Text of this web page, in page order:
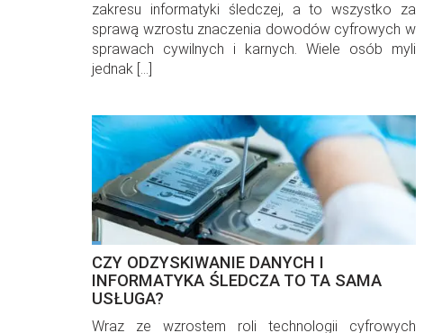
zakresu informatyki śledczej, a to wszystko za
sprawą wzrostu znaczenia dowodów cyfrowych w
sprawach cywilnych i karnych. Wiele osób myli
jednak […]
CZY ODZYSKIWANIE DANYCH I
INFORMATYKA ŚLEDCZA TO TA SAMA
USŁUGA?
Wraz ze wzrostem roli technologii cyfrowych